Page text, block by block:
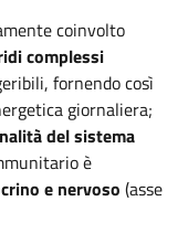
coinvolto
complessi
fornendo così
giornaliera;
del sistema
è
e nervoso (asse